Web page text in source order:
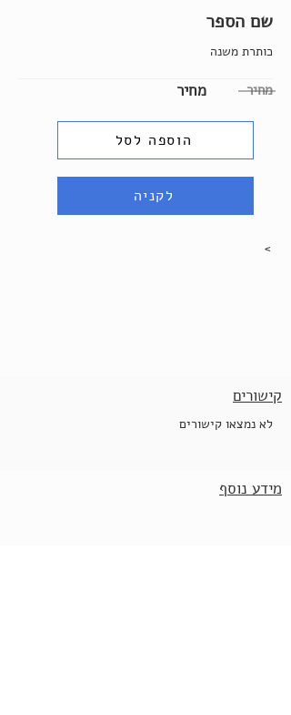
שם הספר
כותרת משנה
מחיר מחיר
הוספה לסל
לקניה
>
קישורים
לא נמצאו קישורים
מידע נוסף